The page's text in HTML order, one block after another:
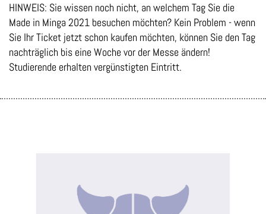
HINWEIS: Sie wissen noch nicht, an welchem Tag Sie die
Made in Minga 2021 besuchen möchten? Kein Problem - wenn
Sie Ihr Ticket jetzt schon kaufen möchten, können Sie den Tag
nachträglich bis eine Woche vor der Messe ändern!
Studierende erhalten vergünstigten Eintritt.